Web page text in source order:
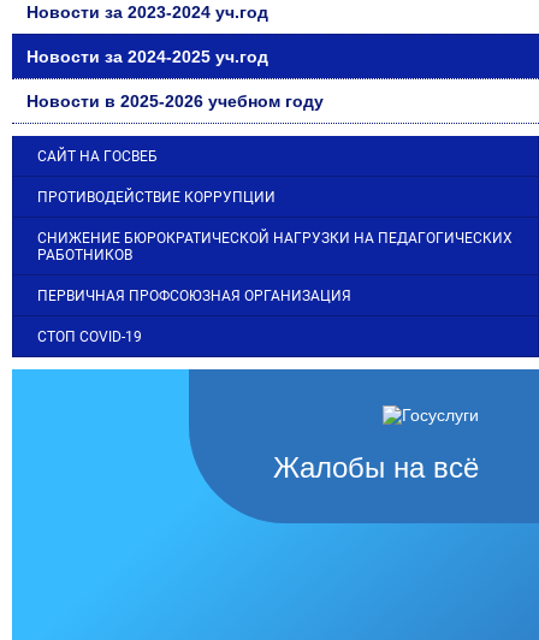
Новости за 2023-2024 уч.год
Новости за 2024-2025 уч.год
Новости в 2025-2026 учебном году
САЙТ НА ГОСВЕБ
ПРОТИВОДЕЙСТВИЕ КОРРУПЦИИ
СНИЖЕНИЕ БЮРОКРАТИЧЕСКОЙ НАГРУЗКИ НА ПЕДАГОГИЧЕСКИХ
РАБОТНИКОВ
ПЕРВИЧНАЯ ПРОФСОЮЗНАЯ ОРГАНИЗАЦИЯ
СТОП COVID-19
Жалобы на всё